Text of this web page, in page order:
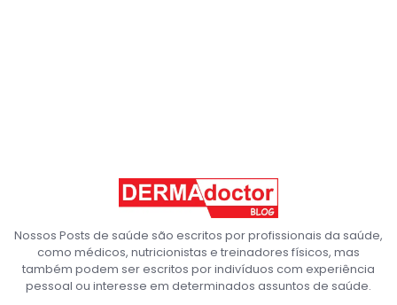
Nossos Posts de saúde são escritos por profissionais da saúde,
como médicos, nutricionistas e treinadores físicos, mas
também podem ser escritos por indivíduos com experiência
pessoal ou interesse em determinados assuntos de saúde.